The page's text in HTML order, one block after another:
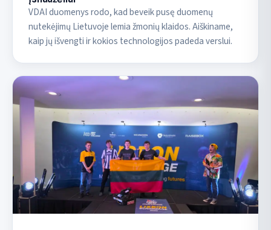
VDAI duomenys rodo, kad beveik pusę duomenų
nutekėjimų Lietuvoje lemia žmonių klaidos. Aiškiname,
kaip jų išvengti ir kokios technologijos padeda verslui.